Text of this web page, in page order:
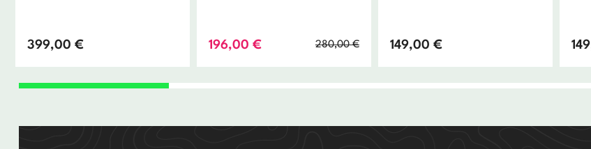
399,00 € 280,00€Alkuperäinen
196,00 €
Nykyinen
149,00 €